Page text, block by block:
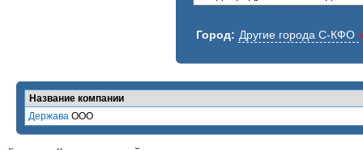
Город: Другие города С-КФО
Название компании
Держава ООО